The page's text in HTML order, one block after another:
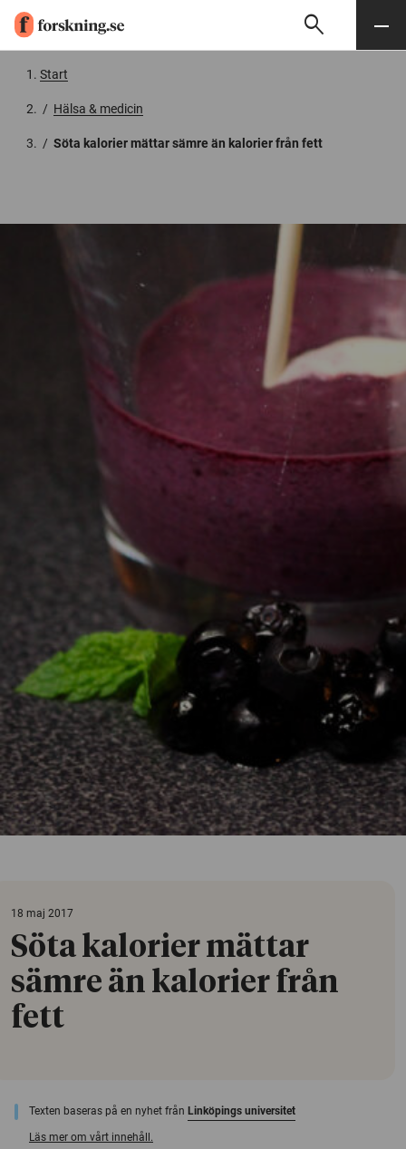
Söksearch Meny
Start
/ Hälsa & medicin
/ Söta kalorier mättar sämre än kalorier från fett
18 maj 2017
Söta kalorier mättar
sämre än kalorier från
fett
Texten baseras på en nyhet från Linköpings universitet
Läs mer om vårt innehåll.